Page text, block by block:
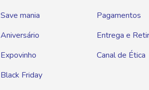
Save mania
Aniversário
Expovinho
Black Friday
Pagamentos
Entrega e
Canal de Ética